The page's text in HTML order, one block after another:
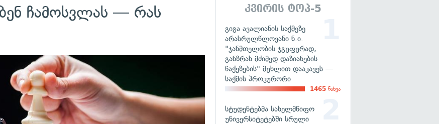
ჩამოსვლას — რას
კვირის ტოპ-5
გიგა ავალიანის საქმეზე
არასრულწლოვანი ნ.ი.
"ჯანმთელობის ჯგუფურად,
განზრახ მძიმედ დაზიანების
წაქეზების" მუხლით დააკავეს —
საქმის პროკურორი
1465 ნახვა
სტუდენტებმა სახელმწიფო
უნივერსიტეტებში სრული